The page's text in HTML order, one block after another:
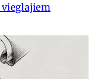
vieglajiem